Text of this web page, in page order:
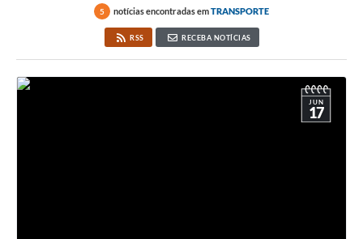
Protocolo - Instruções e modelos de requerimentos
Medicamentos disponíveis na Farmácia Municipal
Cemitérios
5 notícias encontradas emTRANSPORTE
RSS RECEBA NOTÍCIAS
JUN
17